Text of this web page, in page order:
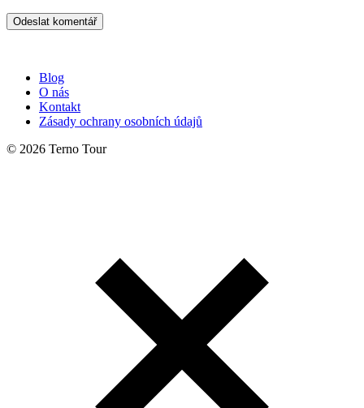
Blog
O nás
Kontakt
Zásady ochrany osobních údajů
© 2026 Terno Tour